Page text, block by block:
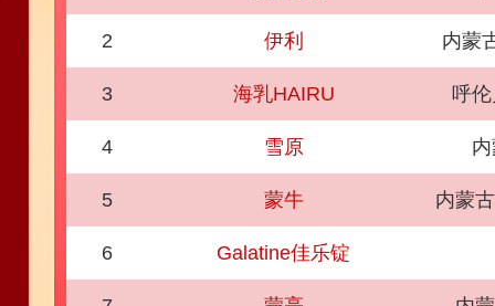
2 伊利 内蒙
3 海乳HAIRU 呼
4 雪原
5 蒙牛 内蒙
6 Galatine佳乐锭